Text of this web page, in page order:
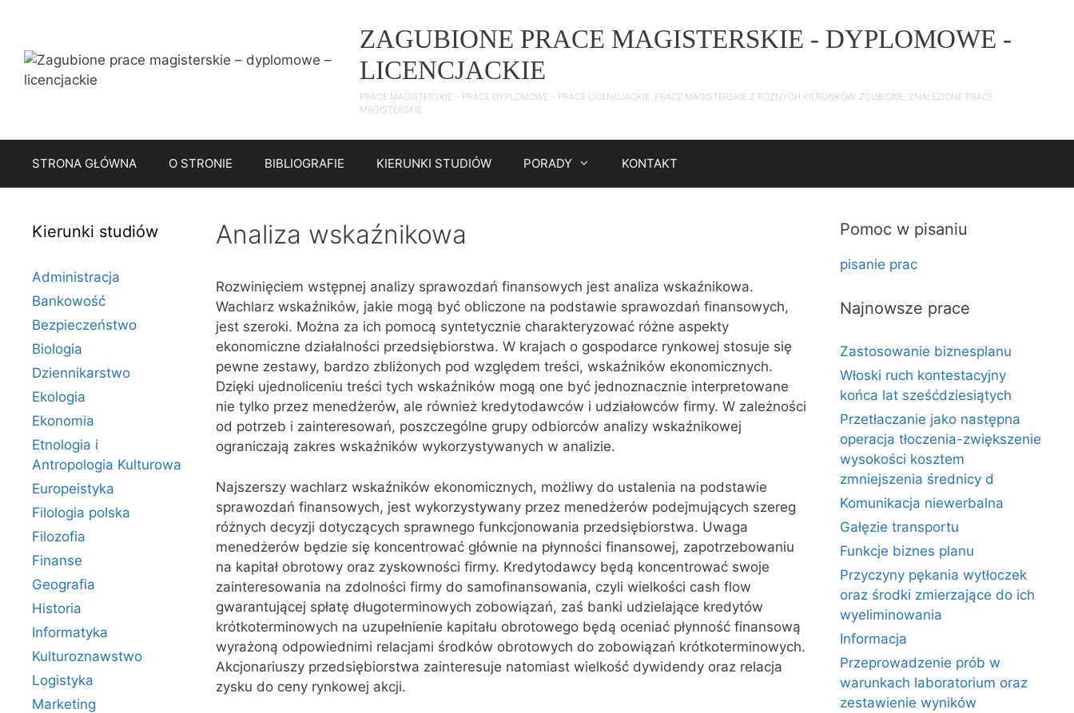
treści
ZAGUBIONE PRACE MAGISTERSKIE - DYPLOMOWE -
LICENCJACKIE
PRACE MAGISTERSKIE – PRACE DYPLOMOWE – PRACE LICENCJACKIE. PRACE MAGISTERSKIE Z RÓŻNYCH KIERUNKÓW. ZGUBIONE, ZNALEZIONE PRACE
MAGISTERSKIE.
STRONA GŁÓWNA O STRONIE BIBLIOGRAFIE KIERUNKI STUDIÓW PORADY KONTAKT
Analiza wskaźnikowa
Rozwinięciem wstępnej analizy sprawozdań finansowych jest analiza wskaźnikowa.
Wachlarz wskaźników, jakie mogą być obliczone na podstawie sprawozdań finansowych,
jest szeroki. Można za ich pomocą syntetycznie charakteryzować różne aspekty
ekonomiczne działalności przedsiębiorstwa. W krajach o gospodarce rynkowej stosuje się
pewne zestawy, bardzo zbliżonych pod względem treści, wskaźników ekonomicznych.
Dzięki ujednoliceniu treści tych wskaźników mogą one być jednoznacznie interpretowane
nie tylko przez menedżerów, ale również kredytodawców i udziałowców firmy. W zależności
od potrzeb i zainteresowań, poszczególne grupy odbiorców analizy wskaź‌nikowej
ograniczają zakres wskaźników wykorzystywanych w analizie.
Najszerszy wachlarz wskaźników ekonomicznych, możliwy do ustalenia na podstawie
sprawozdań finansowych, jest wykorzystywany przez menedżerów podejmujących szereg
różnych decyzji dotyczących sprawnego funkcjonowania przedsiębiorstwa. Uwaga
menedżerów będzie się koncentrować głównie na płynności finansowej, zapotrzebowaniu
na kapitał obrotowy oraz zyskowności firmy. Kredytodawcy będą koncentrować swoje
zainteresowania na zdolności firmy do samofinansowania, czyli wielkości cash flow
gwarantującej spłatę długoterminowych zobowiązań, zaś banki udzielające kredytów
krótkoter‌minowych na uzupełnienie kapitału obrotowego będą oceniać płynność finansową
wyrażoną odpowiednimi relacjami środków obrotowych do zobo‌wiązań krótkoterminowych.
Akcjonariuszy przedsiębiorstwa zainteresuje natomiast wielkość dywidendy oraz relacja
zysku do ceny rynkowej akcji.
Kierunki studiów
Administracja
Bankowość
Bezpieczeństwo
Biologia
Dziennikarstwo
Ekologia
Ekonomia
Etnologia i
Antropologia Kulturowa
Europeistyka
Filologia polska
Filozofia
Finanse
Geografia
Historia
Informatyka
Kulturoznawstwo
Logistyka
Marketing
Pomoc w pisaniu
pisanie prac
Najnowsze prace
Zastosowanie biznesplanu
Włoski ruch kontestacyjny
końca lat sześćdziesiątych
Przetłaczanie jako następna
operacja tłoczenia-zwiększenie
wysokości kosztem
zmniejszenia średnicy d
Komunikacja niewerbalna
Gałęzie transportu
Funkcje biznes planu
Przyczyny pękania wytłoczek
oraz środki zmierzające do ich
wyeliminowania
Informacja
Przeprowadzenie prób w
warunkach laboratorium oraz
zestawienie wyników